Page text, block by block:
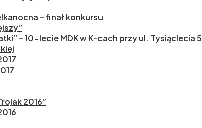
– finał konkursu
– 10-lecie MDK w K-cach przy ul. Tysiąclecia 5
2016”